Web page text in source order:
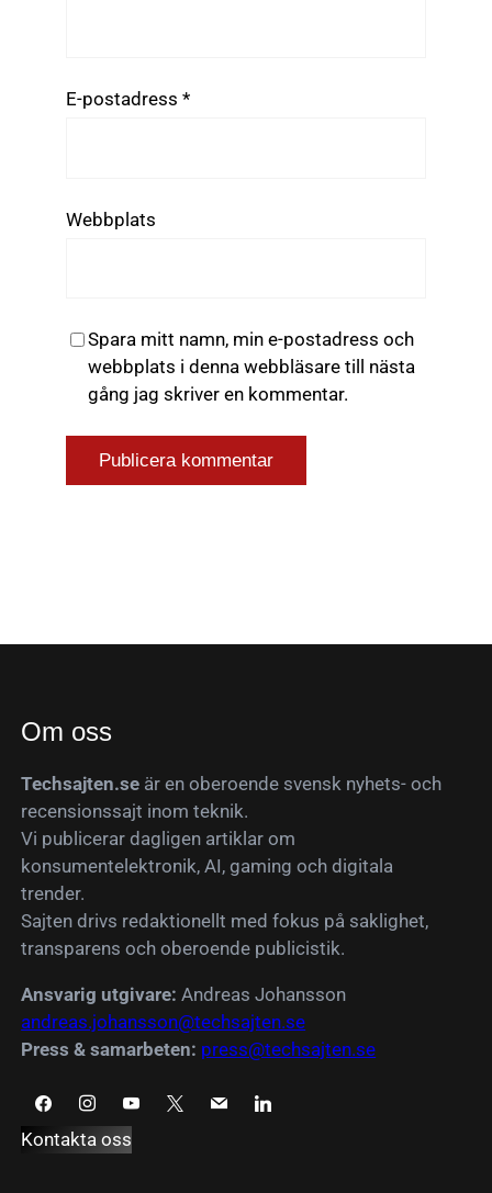
E-postadress *
Webbplats
Spara mitt namn, min e-postadress och
webbplats i denna webbläsare till nästa
gång jag skriver en kommentar.
Om oss
Techsajten.se är en oberoende svensk nyhets- och
recensionssajt inom teknik.
Vi publicerar dagligen artiklar om
konsumentelektronik, AI, gaming och digitala
trender.
Sajten drivs redaktionellt med fokus på saklighet,
transparens och oberoende publicistik.
Ansvarig utgivare: Andreas Johansson
andreas.johansson@techsajten.se
Press & samarbeten: press@techsajten.se
Kontakta oss